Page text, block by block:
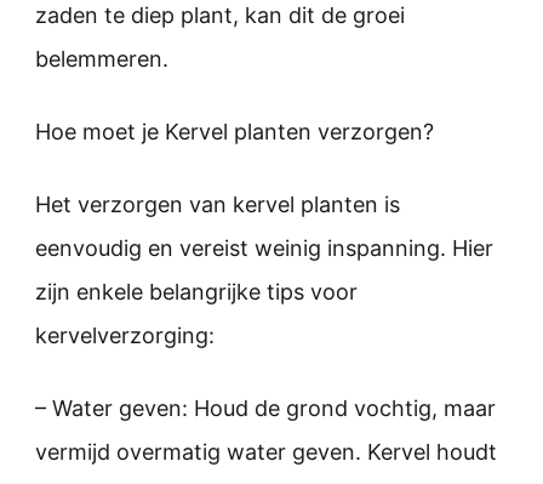
zaden te diep plant, kan dit de groei
belemmeren.
Hoe moet je Kervel planten verzorgen?
Het verzorgen van kervel planten is
eenvoudig en vereist weinig inspanning. Hier
zijn enkele belangrijke tips voor
kervelverzorging:
– Water geven: Houd de grond vochtig, maar
vermijd overmatig water geven. Kervel houdt